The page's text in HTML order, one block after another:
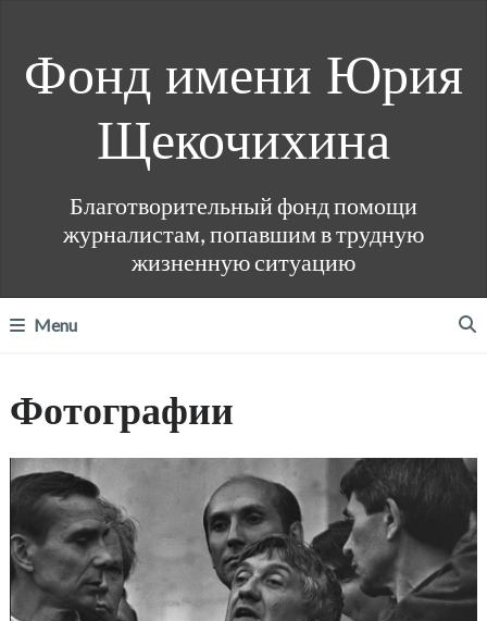
Фонд имени Юрия
Щекочихина
Благотворительный фонд помощи
журналистам, попавшим в трудную
жизненную ситуацию
Menu
Фотографии